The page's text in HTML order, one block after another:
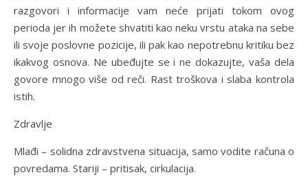
razgovori i informacije vam neće prijati tokom ovog
perioda jer ih možete shvatiti kao neku vrstu ataka na sebe
ili svoje poslovne pozicije, ili pak kao nepotrebnu kritiku bez
ikakvog osnova. Ne ubeđujte se i ne dokazujte, vaša dela
govore mnogo više od reči. Rast troškova i slaba kontrola
istih.
Zdravlje
Mlađi – solidna zdravstvena situacija, samo vodite računa o
povredama. Stariji – pritisak, cirkulacija.